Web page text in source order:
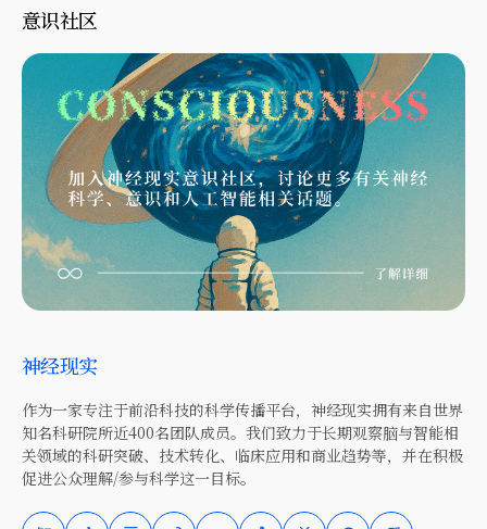
意识社区
神经现实
作为一家专注于前沿科技的科学传播平台，神经现实拥有来自世界
知名科研院所近400名团队成员。我们致力于长期观察脑与智能相
关领域的科研突破、技术转化、临床应用和商业趋势等，并在积极
促进公众理解/参与科学这一目标。